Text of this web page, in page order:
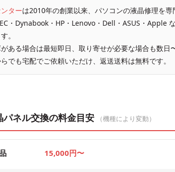
ターは2010年の創業以来、パソコンの液晶修理を
・Dynabook・HP・Lenovo・Dell・ASUS・Apple
。
ある場合は最短即日、取り寄せが必要な場合も数日
でも宅配でご依頼いただけ、返送送料は無料です。
パネル交換の料金目安 （機種により変動）
15,000円〜